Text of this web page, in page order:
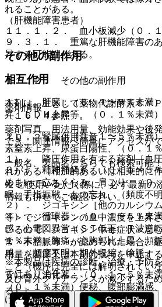
（肝機能障害患者）
９．３．１． 重篤な肝機能障害の
昇する可能性がある。
相互作用
本剤は、主として薬物代謝酵素ＣＹ
〔１６．４参照〕。
１０．２． 併用注意：
１）． 降圧作用を有する薬剤［血
れがある（相加的あるいは相乗的に
えられている）］。
２）． ジゴキシン［他のカルシウ
等＞でジゴキシンの血中濃度を上昇
いるので、ジゴキシン中毒症状＜悪
常・不整脈等＞が認められた場合、
用量を調節又は本剤の投与を中止す
こと（機序は完全には解明されてい
及び腎外クリアランスが減少するた
る）］。
れることがある。
１１．１．２． 血小板減少（０．１
その他の副作用
１１．２． その他の副作用
１）． 肝臓：（０．１〜５％未満
昇、ＬＤＨ上昇等、（０．１％未満
２）． 腎臓：（０．１〜５％未満
素窒素上昇、尿蛋白陽性、（０．１
３）． 精神神経系：（０．１〜５
めまい、立ちくらみ、肩こり、（０
眠、手指振戦、もの忘れ、（頻度不明
４）． 循環器：（０．１〜５％未
感、心電図異常（ＳＴ低下、Ｔ波逆
１％未満）胸痛、心胸郭比上昇、頻
感、（頻度不明）期外収縮、徐脈。
５）． 消化器：（０．１〜５％未
（０．１％未満）便秘、腹部膨満感
け、下痢。
薬剤情報
薬剤写真、用法用量、効能効果や後
でき、関連情報へ簡単にアクセスがで
一般名、製品名どちらでも検索可能
※ ご使用いただく際に、必ず最新の
情報も併せてご確認下さい。
※本製品は疾病の診断・治療・予防
ではありません。